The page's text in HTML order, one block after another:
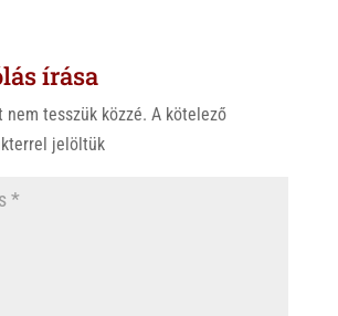
o
k
írása
nem tesszük közzé. A kötelező
jelöltük